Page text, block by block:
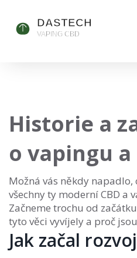
Historie a
o vapingu a
Možná vás někdy
všechny ty moderní CBD a
Začneme trochu od
tyto věci vyvíjely a proč
Jak začal